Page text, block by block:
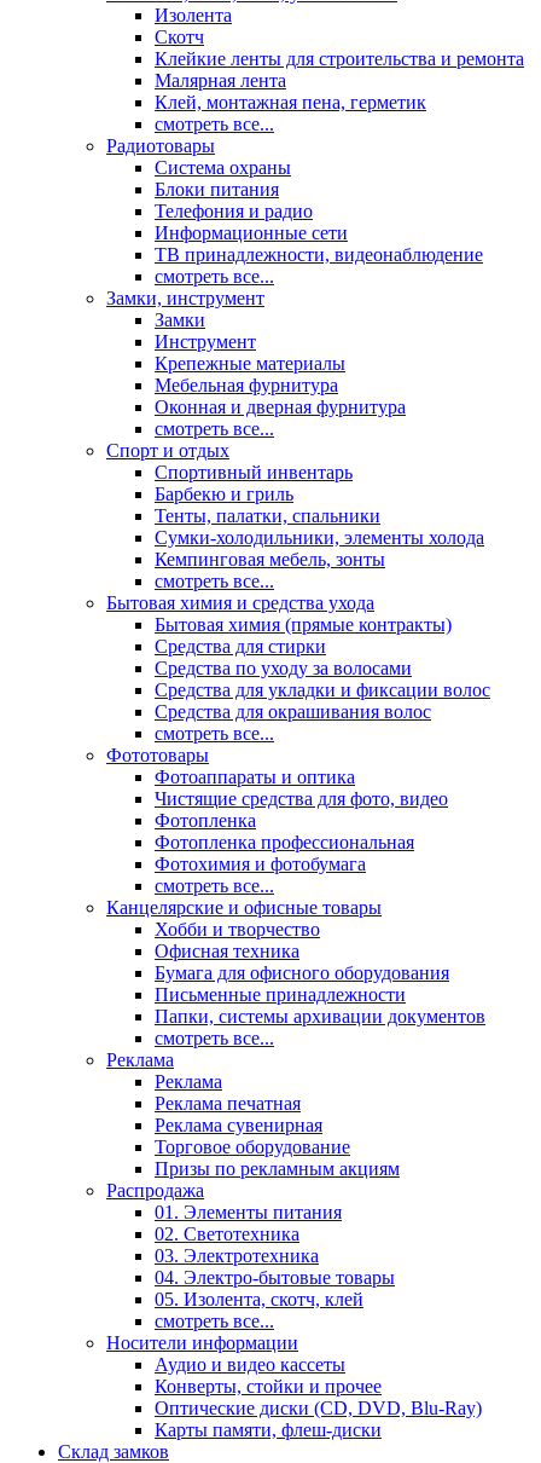
Изолента
Скотч
Клейкие ленты для строительства и ремонта
Малярная лента
Клей, монтажная пена, герметик
смотреть все...
Радиотовары
Система охраны
Блоки питания
Телефония и радио
Информационные сети
ТВ принадлежности, видеонаблюдение
смотреть все...
Замки, инструмент
Замки
Инструмент
Крепежные материалы
Мебельная фурнитура
Оконная и дверная фурнитура
смотреть все...
Спорт и отдых
Спортивный инвентарь
Барбекю и гриль
Тенты, палатки, спальники
Сумки-холодильники, элементы холода
Кемпинговая мебель, зонты
смотреть все...
Бытовая химия и средства ухода
Бытовая химия (прямые контракты)
Средства для стирки
Средства по уходу за волосами
Средства для укладки и фиксации волос
Средства для окрашивания волос
смотреть все...
Фототовары
Фотоаппараты и оптика
Чистящие средства для фото, видео
Фотопленка
Фотопленка профессиональная
Фотохимия и фотобумага
смотреть все...
Канцелярские и офисные товары
Хобби и творчество
Офисная техника
Бумага для офисного оборудования
Письменные принадлежности
Папки, системы архивации документов
смотреть все...
Реклама
Реклама
Реклама печатная
Реклама сувенирная
Торговое оборудование
Призы по рекламным акциям
Распродажа
01. Элементы питания
02. Светотехника
03. Электротехника
04. Электро-бытовые товары
05. Изолента, скотч, клей
смотреть все...
Носители информации
Аудио и видео кассеты
Конверты, стойки и прочее
Оптические диски (CD, DVD, Blu-Ray)
Карты памяти, флеш-диски
Склад замков